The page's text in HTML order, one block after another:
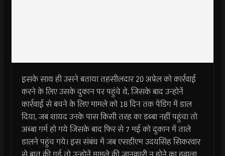
इसके साथ ही उसने बताया तहसीलदार 20 अप्रेल को कार्रवाई
करने के लिए उसके दुकान पर पहुंचे थे, जिसके बाद उन्होनें
कार्रवाई से बचने के लिए मामले को 18 दिन तक पेंडिग में डाल
दिया, जब शायद उनके पास किसी तरह का डब्बा नहीं पहुंचा तो
अब्बा गर्म हो गये जिसके बाद फिर से 7 मई को दुकान में ताले
डालने पहुंच गये। इस संबंध में जब एसडीएम उदयसिंह सिकरवार